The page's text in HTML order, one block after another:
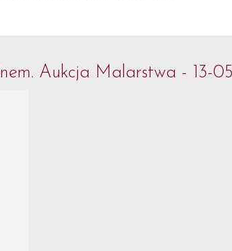
Aukcja Malarstwa - 13-